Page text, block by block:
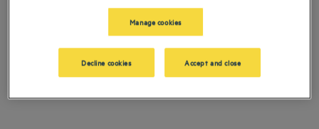
Hotels Dubai
Sharjah
Manage cookies
Decline cookies Accept and close